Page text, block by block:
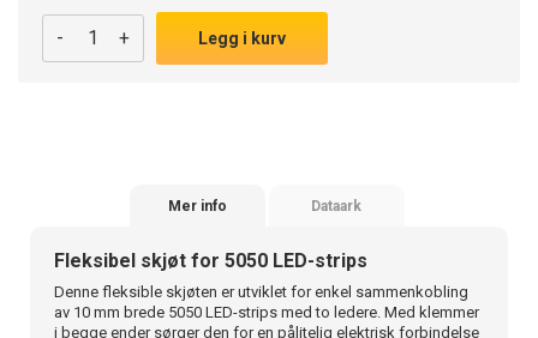
- + Legg i kurv
Mer info Dataark
Fleksibel skjøt for 5050 LED-strips
Denne fleksible skjøten er utviklet for enkel sammenkobling
av 10 mm brede 5050 LED-strips med to ledere. Med klemmer
i begge ender sørger den for en pålitelig elektrisk forbindelse